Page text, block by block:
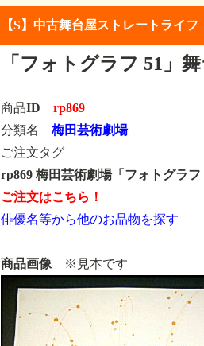
【S】中古舞台屋ストレートライフ
「フォトグラフ 51」
商品ID rp869
分類名 梅田芸術劇場
ご注文タグ
rp869 梅田芸術劇場「フォトグラフ
ご注文はこちら！
俳優名等から他のお品物を探す
商品画像 ※見本です